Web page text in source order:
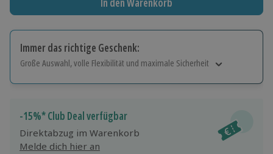
In den Warenkorb
Immer das richtige Geschenk:
Große Auswahl, volle Flexibilität und maximale Sicherheit
Jeder Gutschein für alle Erlebnisse einlösbar.
Maximale Sicherheit
10 Jahre gültig & verlängerbar.
-15%* Club Deal verfügbar
Direktabzug im Warenkorb
Melde dich hier an